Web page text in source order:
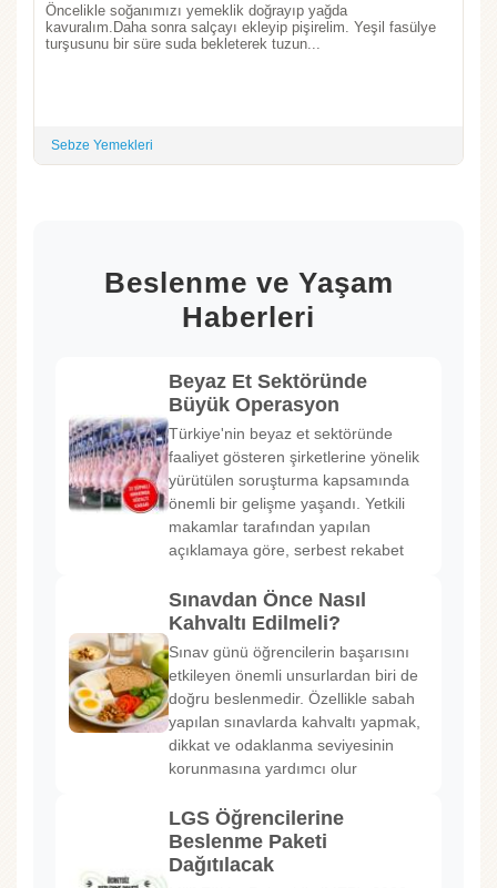
Öncelikle soğanımızı yemeklik doğrayıp yağda
kavuralım.Daha sonra salçayı ekleyip pişirelim. Yeşil fasülye
turşusunu bir süre suda bekleterek tuzun...
Sebze Yemekleri
Beslenme ve Yaşam
Haberleri
Beyaz Et Sektöründe
Büyük Operasyon
Türkiye'nin beyaz et sektöründe
faaliyet gösteren şirketlerine yönelik
yürütülen soruşturma kapsamında
önemli bir gelişme yaşandı. Yetkili
makamlar tarafından yapılan
açıklamaya göre, serbest rekabet
Sınavdan Önce Nasıl
Kahvaltı Edilmeli?
Sınav günü öğrencilerin başarısını
etkileyen önemli unsurlardan biri de
doğru beslenmedir. Özellikle sabah
yapılan sınavlarda kahvaltı yapmak,
dikkat ve odaklanma seviyesinin
korunmasına yardımcı olur
LGS Öğrencilerine
Beslenme Paketi
Dağıtılacak